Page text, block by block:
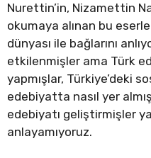
Nurettin’in, Nizamettin
okumaya alınan bu
dünyası ile bağlarını
etkilenmişler ama Türk
yapmışlar, Türkiye’deki
edebiyatta nasıl yer
edebiyatı geliştirmişler
anlayamıyoruz.